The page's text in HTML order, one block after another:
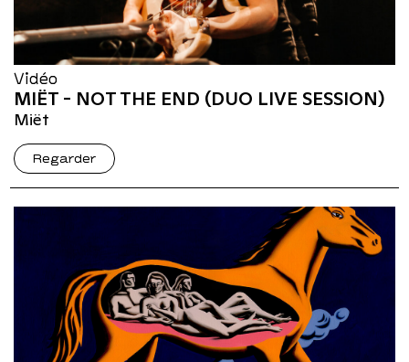
Vidéo
MIËT - NOT THE END (DUO LIVE SESSION)
Miët
Regarder